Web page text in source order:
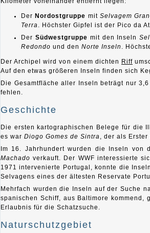
Der Nordostgruppe mit Selvagem
Terra. Höchster Gipfel ist der Pico da
Der Südwestgruppe mit den Inseln
Redondo und den Norte Inseln .
Der Archipel wird von einem dichten Riff
Auf den etwas größeren Inseln finden sich
Die Gesamtfläche aller Inseln beträgt nur
fehlen.
Geschichte
Die ersten kartographischen Belege für die
es war Diogo Gomes de Sintra, der als
Im 16. Jahrhundert wurden die Inseln
Machado verkauft. Der WWF interessierte
1971 intervenierte Portugal, konnte die
Selvagens eines der ältesten Reservate
Mehrfach wurden die Inseln auf der Suche
spanischen Schiff, aus Baltimore
Erlaubnis für die Schatzsuche.
Naturschutzgebiet